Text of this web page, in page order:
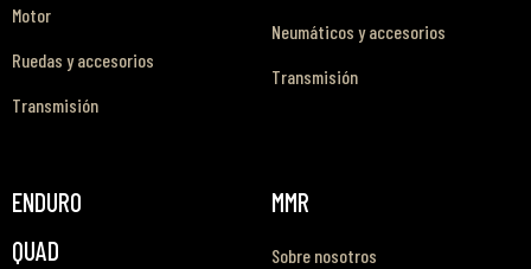
Motor
Ruedas y accesorios
Transmisión
Neumáticos y accesorios
Transmisión
ENDURO
QUAD
MMR
Sobre nosotros